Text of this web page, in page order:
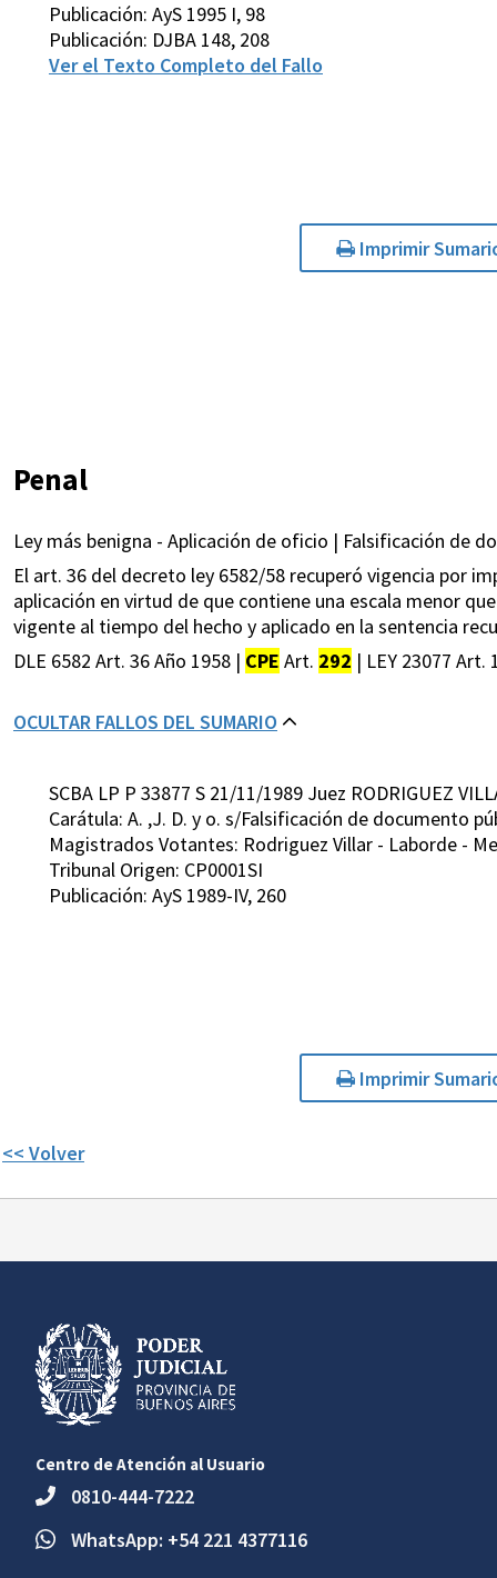
Publicación: AyS 1995 I, 98
Publicación: DJBA 148, 208
Ver el Texto Completo del Fallo
Imprimir
Penal
Ley más benigna - Aplicación de oficio | Falsificación de
El art. 36 del decreto ley 6582/58 recuperó vigencia por
aplicación en virtud de que contiene una escala menor
vigente al tiempo del hecho y aplicado en la sentencia
DLE 6582 Art. 36 Año 1958 | CPE Art. 292 | LEY 23077 Art.
OCULTAR FALLOS DEL SUMARIO
SCBA LP P 33877 S 21/11/1989 Juez RODRIGUEZ
Carátula: A. ,J. D. y o. s/Falsificación de documento
Magistrados Votantes: Rodriguez Villar - Laborde -
Tribunal Origen: CP0001SI
Publicación: AyS 1989-IV, 260
Imprimir
<< Volver
Centro de Atención al Usuario
0810-444-7222
WhatsApp: +54 221 4377116